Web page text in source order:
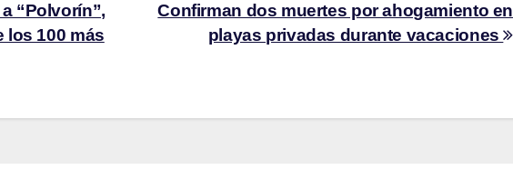
Confirman dos muertes por ahogamiento en
playas privadas durante vacaciones
“Polvorín”,
los 100 más